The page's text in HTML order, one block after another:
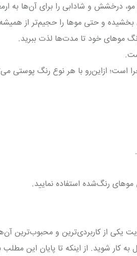
درخشش و شادابی را برای آن‌ها به
بخشیده و حتی موها را حجیم‌تر از
موهای خود تا مدت‌ها لذت ببرید.
ازاین‌رو با هر نوع رنگ پوستی
رنگ‌شده استفاده نمایید.
یکی از کاربردی‌ترین و
کار شوید. از اینکه تا پایان این مطلب